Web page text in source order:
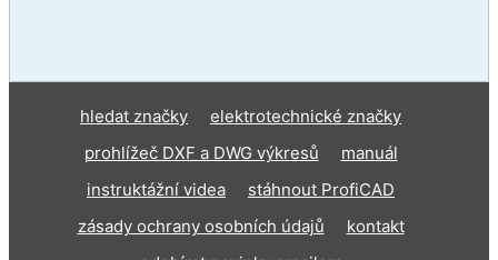
hledat značky
elektrotechnické značky
prohlížeč DXF a DWG výkresů
manuál
instruktážní videa
stáhnout ProfiCAD
zásady ochrany osobních údajů
kontakt